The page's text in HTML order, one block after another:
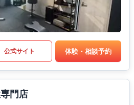
公式サイト 体験・相談予約
門店